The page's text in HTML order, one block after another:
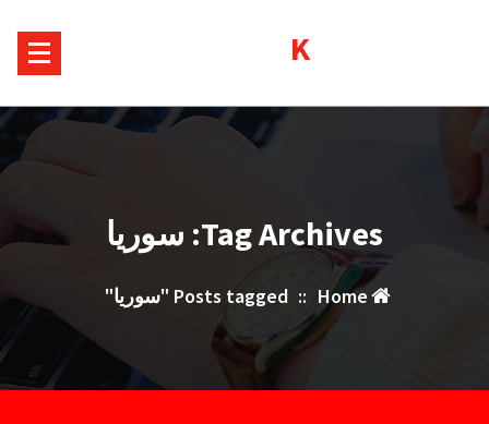
Tag Archives: سوريا
Home
:: Posts tagged "سوريا"